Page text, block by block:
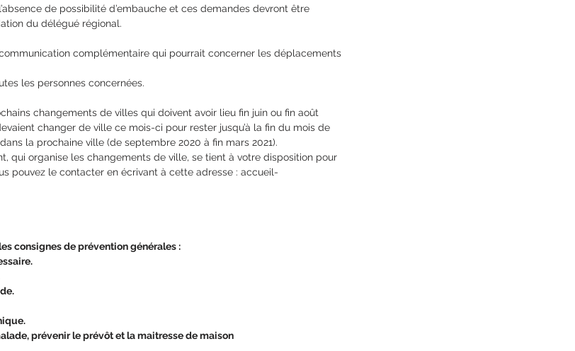
de possibilité d’embauche et ces demandes devront être
du délégué régional.
complémentaire qui pourrait concerner les déplacements
les personnes concernées.
changements de villes qui doivent avoir lieu fin juin ou fin août
changer de ville ce mois-ci pour rester jusqu’à la fin du mois de
la prochaine ville (de septembre 2020 à fin mars 2021).
qui organise les changements de ville, se tient à votre disposition pour
pouvez le contacter en écrivant à cette adresse : accueil-
consignes de prévention générales :
prévenir le prévôt et la maitresse de maison